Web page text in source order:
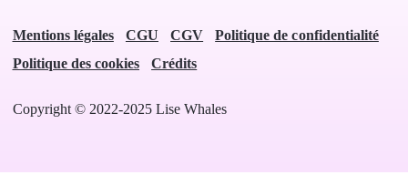
Mentions légales CGU CGV
Politique de confidentialité
Politique des cookies
Crédits
Copyright © 2022-2025 Lise Whales